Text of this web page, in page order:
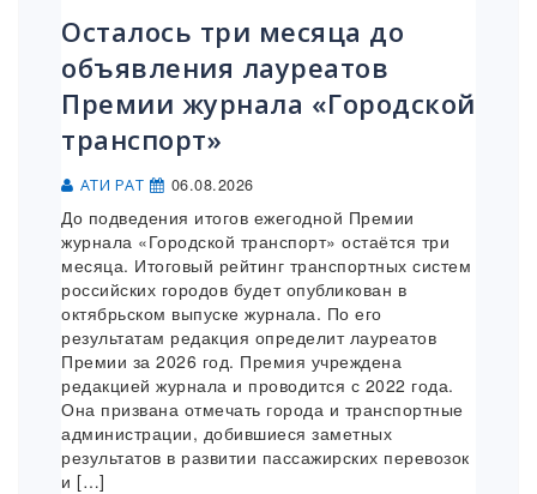
Осталось три месяца до
объявления лауреатов
Премии журнала «Городской
транспорт»
АТИ РАТ 06.08.2026
До подведения итогов ежегодной Премии
журнала «Городской транспорт» остаётся три
месяца. Итоговый рейтинг транспортных систем
российских городов будет опубликован в
октябрьском выпуске журнала. По его
результатам редакция определит лауреатов
Премии за 2026 год. Премия учреждена
редакцией журнала и проводится с 2022 года.
Она призвана отмечать города и транспортные
администрации, добившиеся заметных
результатов в развитии пассажирских перевозок
и […]